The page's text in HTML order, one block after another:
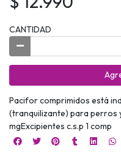
CANTIDAD
Pacifor comprimidos está
(tranquilizante) para perros
mgExcipientes c.s.p 1 comp